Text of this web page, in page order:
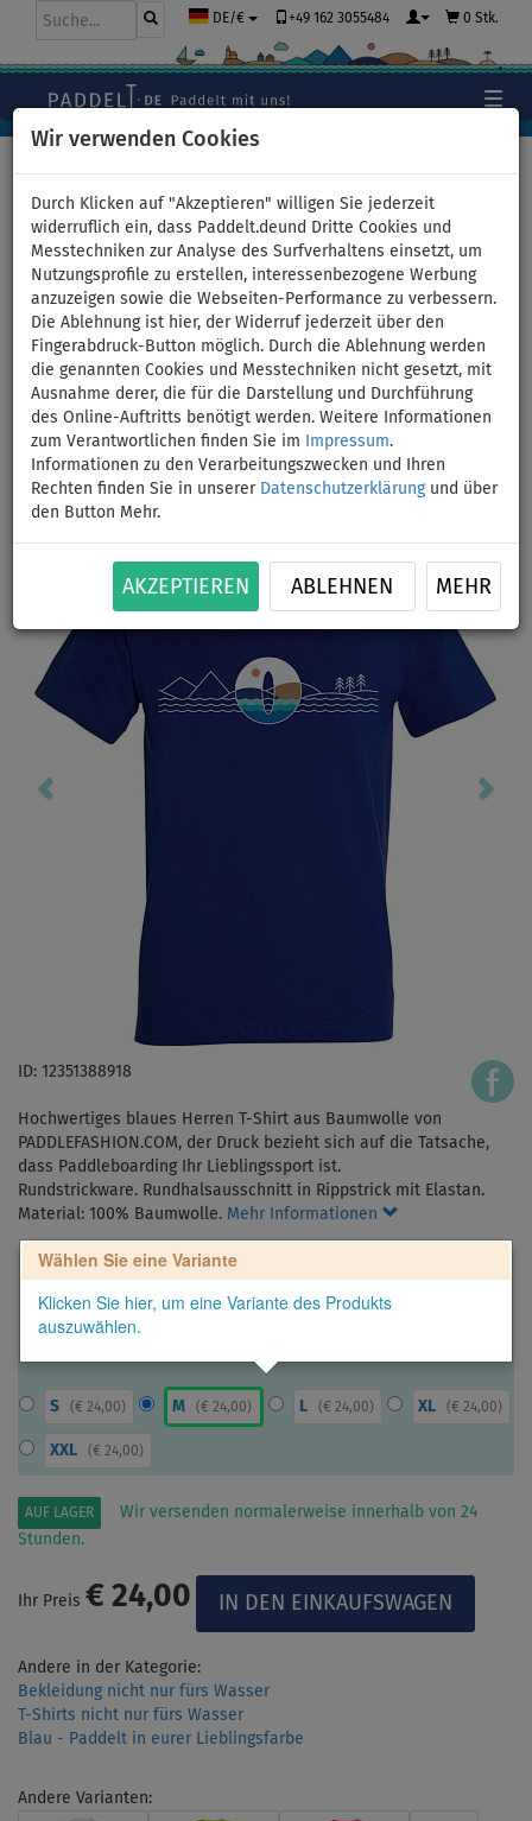
Wir verwenden Cookies
Durch Klicken auf "Akzeptieren" willigen Sie jederzeit
widerruflich ein, dass Paddelt.deund Dritte Cookies und
Messtechniken zur Analyse des Surfverhaltens einsetzt, um
Nutzungsprofile zu erstellen, interessenbezogene Werbung
anzuzeigen sowie die Webseiten-Performance zu verbessern.
Die Ablehnung ist hier, der Widerruf jederzeit über den
Fingerabdruck-Button möglich. Durch die Ablehnung werden
die genannten Cookies und Messtechniken nicht gesetzt, mit
Ausnahme derer, die für die Darstellung und Durchführung
des Online-Auftritts benötigt werden. Weitere Informationen
zum Verantwortlichen finden Sie im
Impressum.
Informationen zu den Verarbeitungszwecken und Ihren
Rechten finden Sie in unserer Datenschutzerklärungund über
den Button Mehr.
AKZEPTIEREN ABLEHNEN MEHR
DE/€ +49 162 3055484 0 Stk.
T-Shirt Herren
PADDLEFASHION.COM BLUE
Baumwolle kurzarm - Größe:
M
ID: 12351388918
Hochwertiges blaues Herren T-Shirt aus Baumwolle von
PADDLEFASHION.COM, der Druck bezieht sich auf die Tatsache,
dass Paddleboarding Ihr Lieblingssport ist.
Rundstrickware. Rundhalsausschnitt in Rippstrick mit Elastan.
Material: 100% Baumwolle. Mehr Informationen
Wählen Sie eine Variante
Klicken Sie hier, um eine Variante des Produkts
auszuwählen.
S ( € 24,00) M (€ 24,00) L ( € 24,00) XL ( € 24,00)
XXL ( € 24,00)
AUF LAGER
Wir versenden normalerweise innerhalb von 24
Stunden.
Ihr Preis € 24,00
Andere in der Kategorie:
Bekleidung nicht nur fürs Wasser
T-Shirts nicht nur fürs Wasser
Blau - Paddelt in eurer Lieblingsfarbe
Andere Varianten: